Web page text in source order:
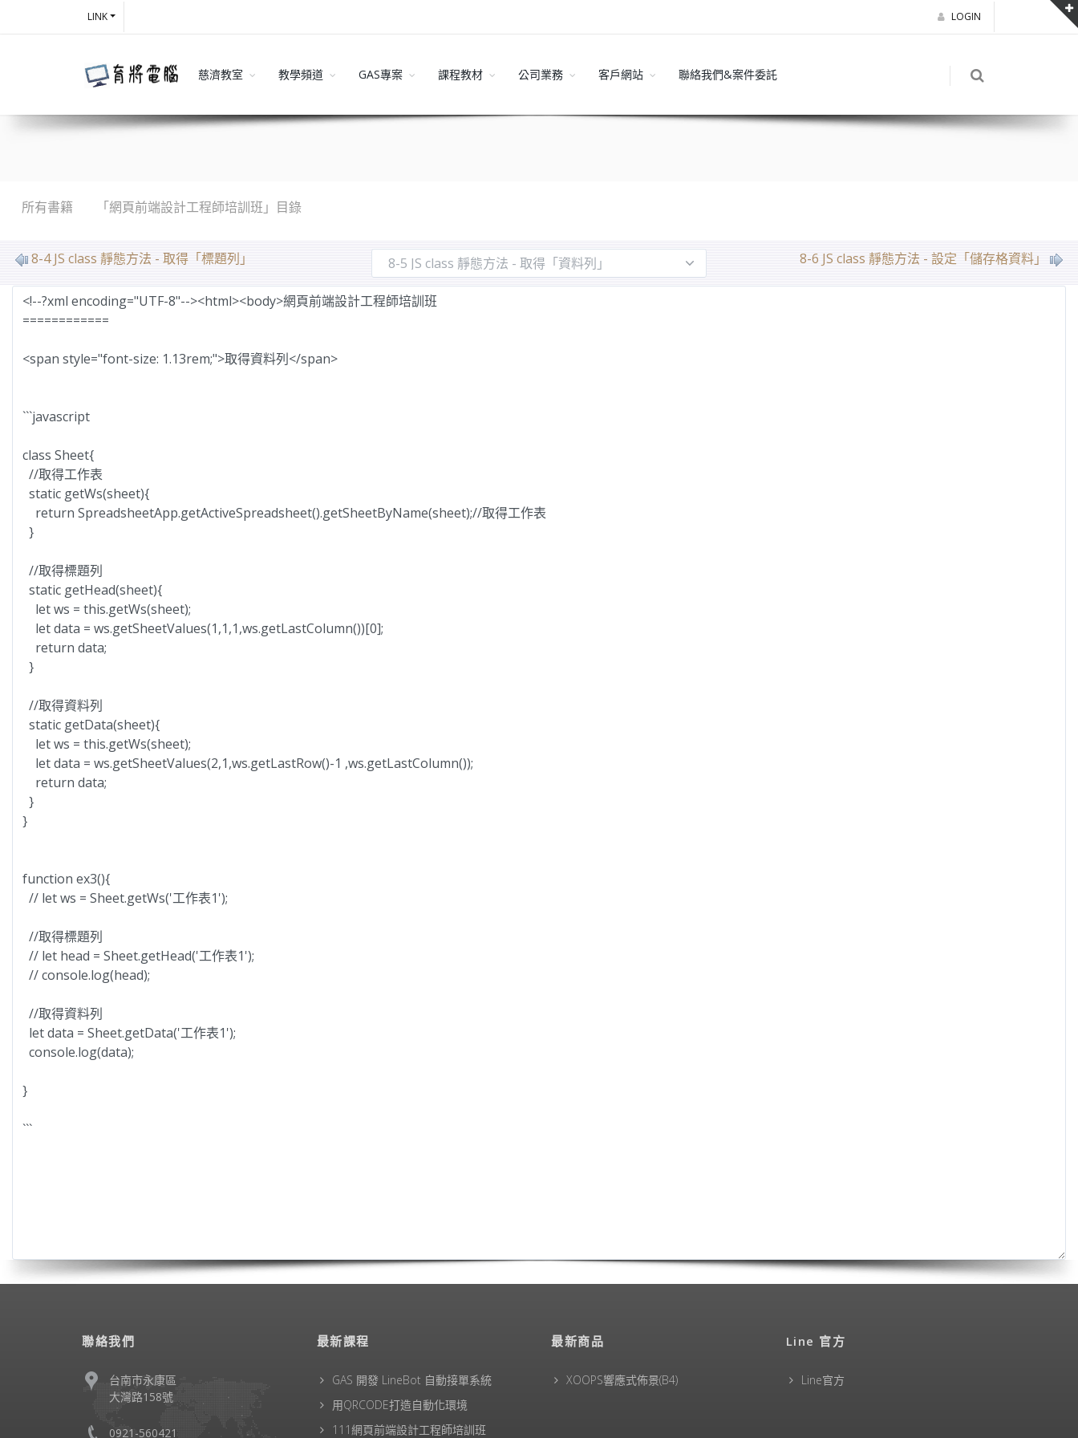
LOGIN
LINK
慈濟教室 教學頻道 GAS專案 課程教材 公司業務 客戶網站 聯絡我們&案件委託
所有書籍 「網頁前端設計工程師培訓班」目錄
MarkDown
8-4 JS class 靜態方法 - 取得「標題列」 8-6 JS class 靜態方法 - 設定「儲存格資料」
聯絡我們
台南市永康區
大灣路158號
0921-560421
最新課程
GAS 開發 LineBot 自動接單系統
用QRCODE打造自動化環境
111網頁前端設計工程師培訓班
最新商品
XOOPS響應式佈景(B4)
Line 官方
Line官方